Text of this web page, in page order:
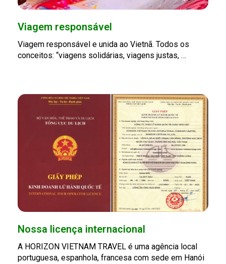
Viagem responsável
Viagem responsável e unida ao Vietnã. Todos os
conceitos: “viagens solidárias, viagens justas, …
Nossa licença internacional
A HORIZON VIETNAM TRAVEL é uma agência local
portuguesa, espanhola, francesa com sede em Hanói